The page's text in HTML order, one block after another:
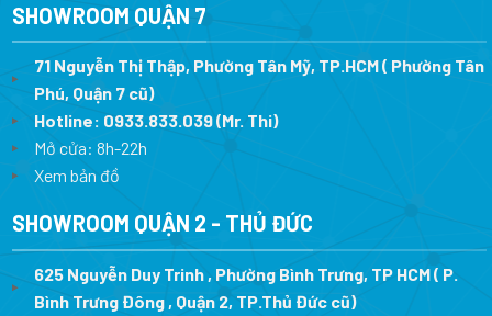
SHOWROOM QUẬN 7
71 Nguyễn Thị Thập, Phường Tân Mỹ, TP.HCM ( Phường Tân
Phú, Quận 7 cũ)
Hotline: 0933.833.039(Mr. Thi)
Mở cửa: 8h-22h
Xem bản đồ
SHOWROOM QUẬN 2 - THỦ ĐỨC
625 Nguyễn Duy Trinh , Phường Bình Trưng, TP HCM ( P.
Bình Trưng Đông , Quận 2, TP.Thủ Đức cũ)